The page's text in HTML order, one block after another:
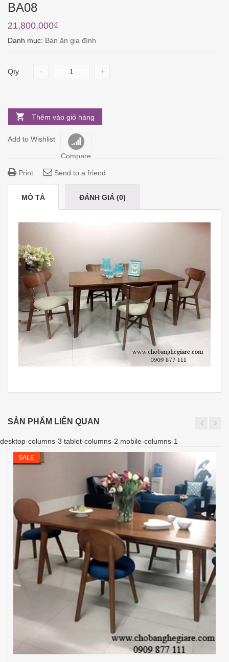
BA08
21,800,000₫
Danh mục: Bàn ăn gia đình
Qty - +
Thêm vào giỏ hàng
Add to Wishlist
Compare
Print Send to a friend
MÔ TẢ ĐÁNH GIÁ (0)
SẢN PHẨM LIÊN QUAN
desktop-columns-3 tablet-columns-2 mobile-columns-1
SALE